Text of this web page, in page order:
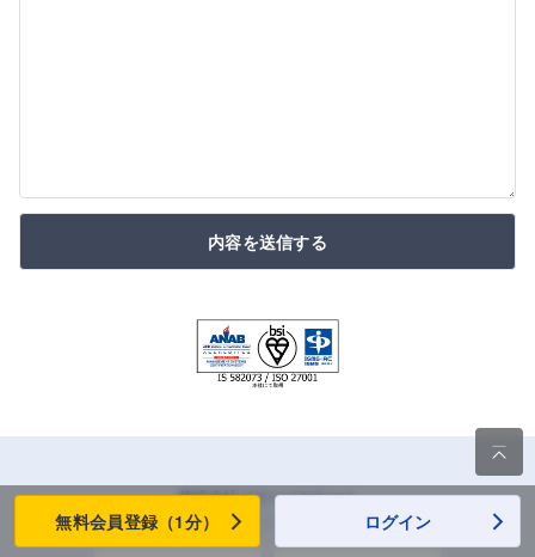
内容を送信する
株式会社グローバルウェイ
企業情報

無料会員登録（1分） ログイン